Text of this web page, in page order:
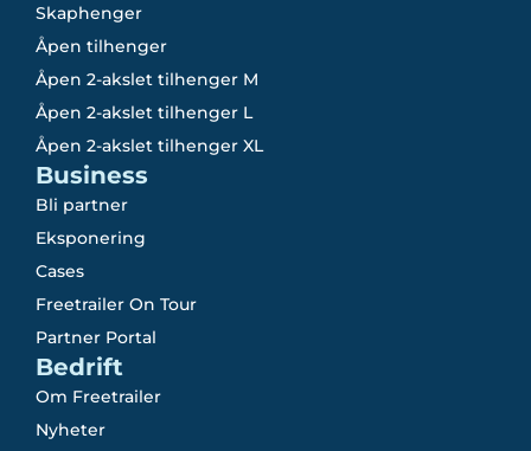
Skaphenger
Åpen tilhenger
Åpen 2-akslet tilhenger M
Åpen 2-akslet tilhenger L
Åpen 2-akslet tilhenger XL
Business
Bli partner
Eksponering
Cases
Freetrailer On Tour
Partner Portal
Bedrift
Om Freetrailer
Nyheter